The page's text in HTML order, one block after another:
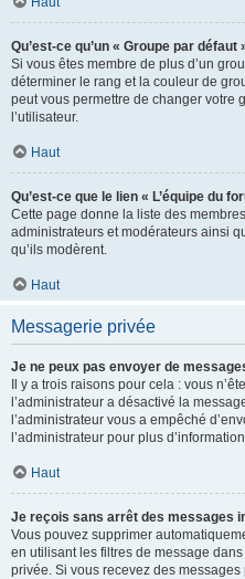
Qu’est-ce qu’un « Groupe par défaut
Si vous êtes membre de plus d’un
déterminer le rang et la couleur de
peut vous permettre de changer votre
l’utilisateur.
Haut
Qu’est-ce que le lien « L’équipe du
Cette page donne la liste des
administrateurs et modérateurs ainsi
qu’ils modèrent.
Haut
Messagerie privée
Je ne peux pas envoyer de
Il y a trois raisons pour cela : vous
l’administrateur a désactivé la
l’administrateur vous a empêché
l’administrateur pour plus
Haut
Je reçois sans arrêt des messages
Vous pouvez supprimer
en utilisant les filtres de message
privée. Si vous recevez des messages